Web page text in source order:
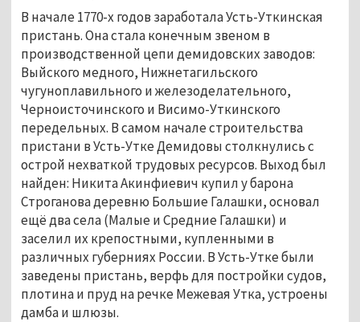
В начале 1770-х годов заработала Усть-Уткинская
пристань. Она стала конечным звеном в
производственной цепи демидовских заводов:
Выйского медного, Нижнетагильского
чугуноплавильного и железоделательного,
Черноисточинского и Висимо-Уткинского
передельных. В самом начале строительства
пристани в Усть-Утке Демидовы столкнулись с
острой нехваткой трудовых ресурсов. Выход был
найден: Никита Акинфиевич купил у барона
Строганова деревню Большие Галашки, основал
ещё два села (Малые и Средние Галашки) и
заселил их крепостными, купленными в
различных губерниях России. В Усть-Утке были
заведены пристань, верфь для постройки судов,
плотина и пруд на речке Межевая Утка, устроены
дамба и шлюзы.